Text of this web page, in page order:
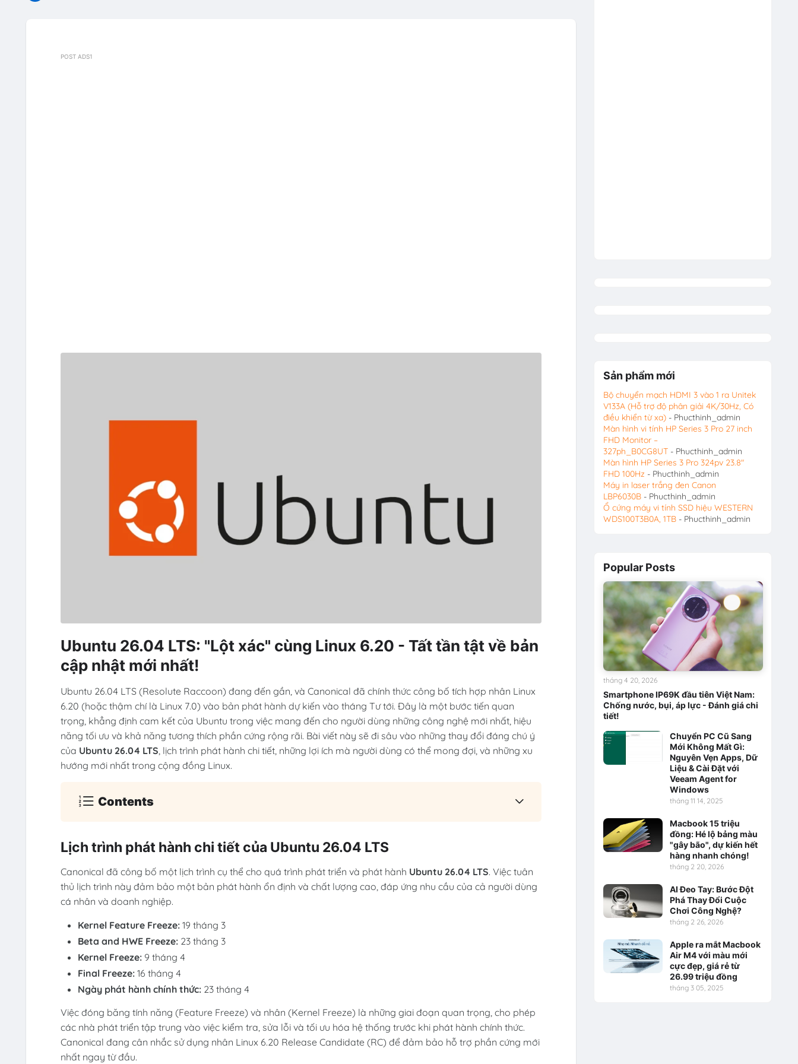
POST ADS1
Ubuntu 26.04 LTS: "Lột xác" cùng Linux 6.20 - Tất tần tật về bản
cập nhật mới nhất!
Ubuntu 26.04 LTS (Resolute Raccoon) đang đến gần, và Canonical đã chính thức công bố tích hợp nhân Linux
6.20 (hoặc thậm chí là Linux 7.0) vào bản phát hành dự kiến vào tháng Tư tới. Đây là một bước tiến quan
trọng, khẳng định cam kết của Ubuntu trong việc mang đến cho người dùng những công nghệ mới nhất, hiệu
năng tối ưu và khả năng tương thích phần cứng rộng rãi. Bài viết này sẽ đi sâu vào những thay đổi đáng chú ý
của Ubuntu 26.04 LTS, lịch trình phát hành chi tiết, những lợi ích mà người dùng có thể mong đợi, và những xu
hướng mới nhất trong cộng đồng Linux.
Contents
Lịch trình phát hành chi tiết của Ubuntu 26.04 LTS
Canonical đã công bố một lịch trình cụ thể cho quá trình phát triển và phát hành Ubuntu 26.04 LTS. Việc tuân
thủ lịch trình này đảm bảo một bản phát hành ổn định và chất lượng cao, đáp ứng nhu cầu của cả người dùng
cá nhân và doanh nghiệp.
Kernel Feature Freeze: 19 tháng 3
Beta and HWE Freeze: 23 tháng 3
Kernel Freeze: 9 tháng 4
Final Freeze: 16 tháng 4
Ngày phát hành chính thức: 23 tháng 4
Việc đóng băng tính năng (Feature Freeze) và nhân (Kernel Freeze) là những giai đoạn quan trọng, cho phép
các nhà phát triển tập trung vào việc kiểm tra, sửa lỗi và tối ưu hóa hệ thống trước khi phát hành chính thức.
Canonical đang cân nhắc sử dụng nhân Linux 6.20 Release Candidate (RC) để đảm bảo hỗ trợ phần cứng mới
nhất ngay từ đầu.
Sản phẩm mới
Bộ chuyển mạch HDMI 3 vào 1 ra Unitek
V133A (Hỗ trợ độ phân giải 4K/30Hz, Có
điều khiển từ xa)- Phucthinh_admin
Màn hình vi tính HP Series 3 Pro 27 inch
FHD Monitor –
327ph_B0CG8UT- Phucthinh_admin
Màn hình HP Series 3 Pro 324pv 23.8″
FHD 100Hz - Phucthinh_admin
Máy in laser trắng đen Canon
LBP6030B- Phucthinh_admin
Ổ cứng máy vi tính SSD hiệu WESTERN
WDS100T3B0A, 1TB- Phucthinh_admin
Popular Posts
Smartphone IP69K đầu tiên Việt Nam:
Chống nước, bụi, áp lực - Đánh giá chi
tiết!
tháng 4 20, 2026
Chuyển PC Cũ Sang
Mới Không Mất Gì:
Nguyên Vẹn Apps, Dữ
Liệu & Cài Đặt với
Veeam Agent for
Windows
tháng 11 14, 2025
Macbook 15 triệu
đồng: Hé lộ bảng màu
"gây bão", dự kiến hết
hàng nhanh chóng!
tháng 2 20, 2026
AI Đeo Tay: Bước Đột
Phá Thay Đổi Cuộc
Chơi Công Nghệ?
tháng 2 26, 2026
Apple ra mắt Macbook
Air M4 với màu mới
cực đẹp, giá rẻ từ
26.99 triệu đồng
tháng 3 05, 2025